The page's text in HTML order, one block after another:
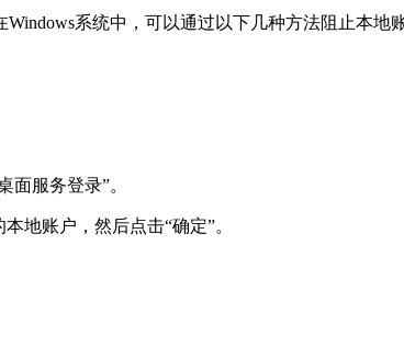
系统中，可以通过以下几种方法阻止本地
面服务登录”。
地账户，然后点击“确定”。